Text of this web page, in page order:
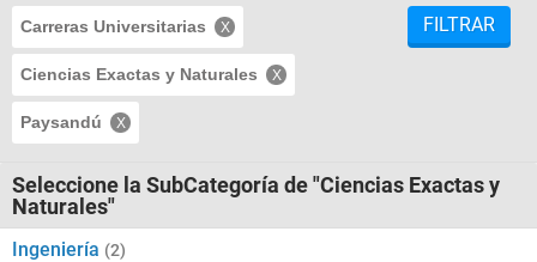
Carreras Universitarias
Ciencias Exactas y Naturales
Paysandú
FILTRAR
Seleccione la SubCategoría de "Ciencias Exactas y
Naturales"
Ingeniería (2)